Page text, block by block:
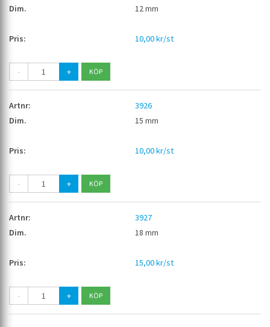
12 mm
10,00 kr/st
- +
3926
15 mm
10,00 kr/st
- +
3927
18 mm
15,00 kr/st
- +